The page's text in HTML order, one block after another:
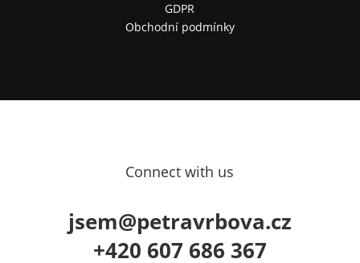
GDPR
Obchodní podmínky
Connect with us
jsem@petravrbova.cz
+420 607 686 367